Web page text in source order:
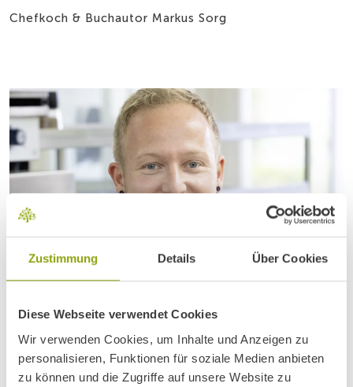
Zustimmung Details Über Cookies
Diese Webseite verwendet Cookies
Wir verwenden Cookies, um Inhalte und Anzeigen zu
personalisieren, Funktionen für soziale Medien anbieten
zu können und die Zugriffe auf unsere Website zu
Chefkoch & Buchautor Markus Sorg